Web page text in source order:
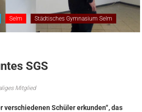
Selm Städtisches Gymnasium Selm
SGS
Mitglied
verschiedenen Schüler erkunden“, das